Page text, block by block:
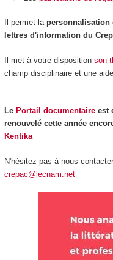
Il permet la personnalisation
lettres d'information du
Il met à votre disposition son
champ disciplinaire et une
Le Portail documentaireest
renouvelé cette année
Kentika
N'hésitez pas à nous
crepac@lecnam.net